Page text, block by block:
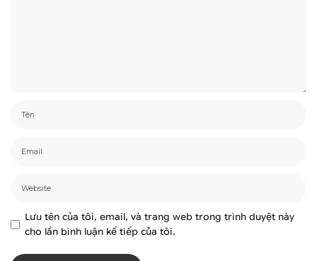
Lưu tên của tôi, email, và trang web trong trình duyệt này
cho lần bình luận kế tiếp của tôi.